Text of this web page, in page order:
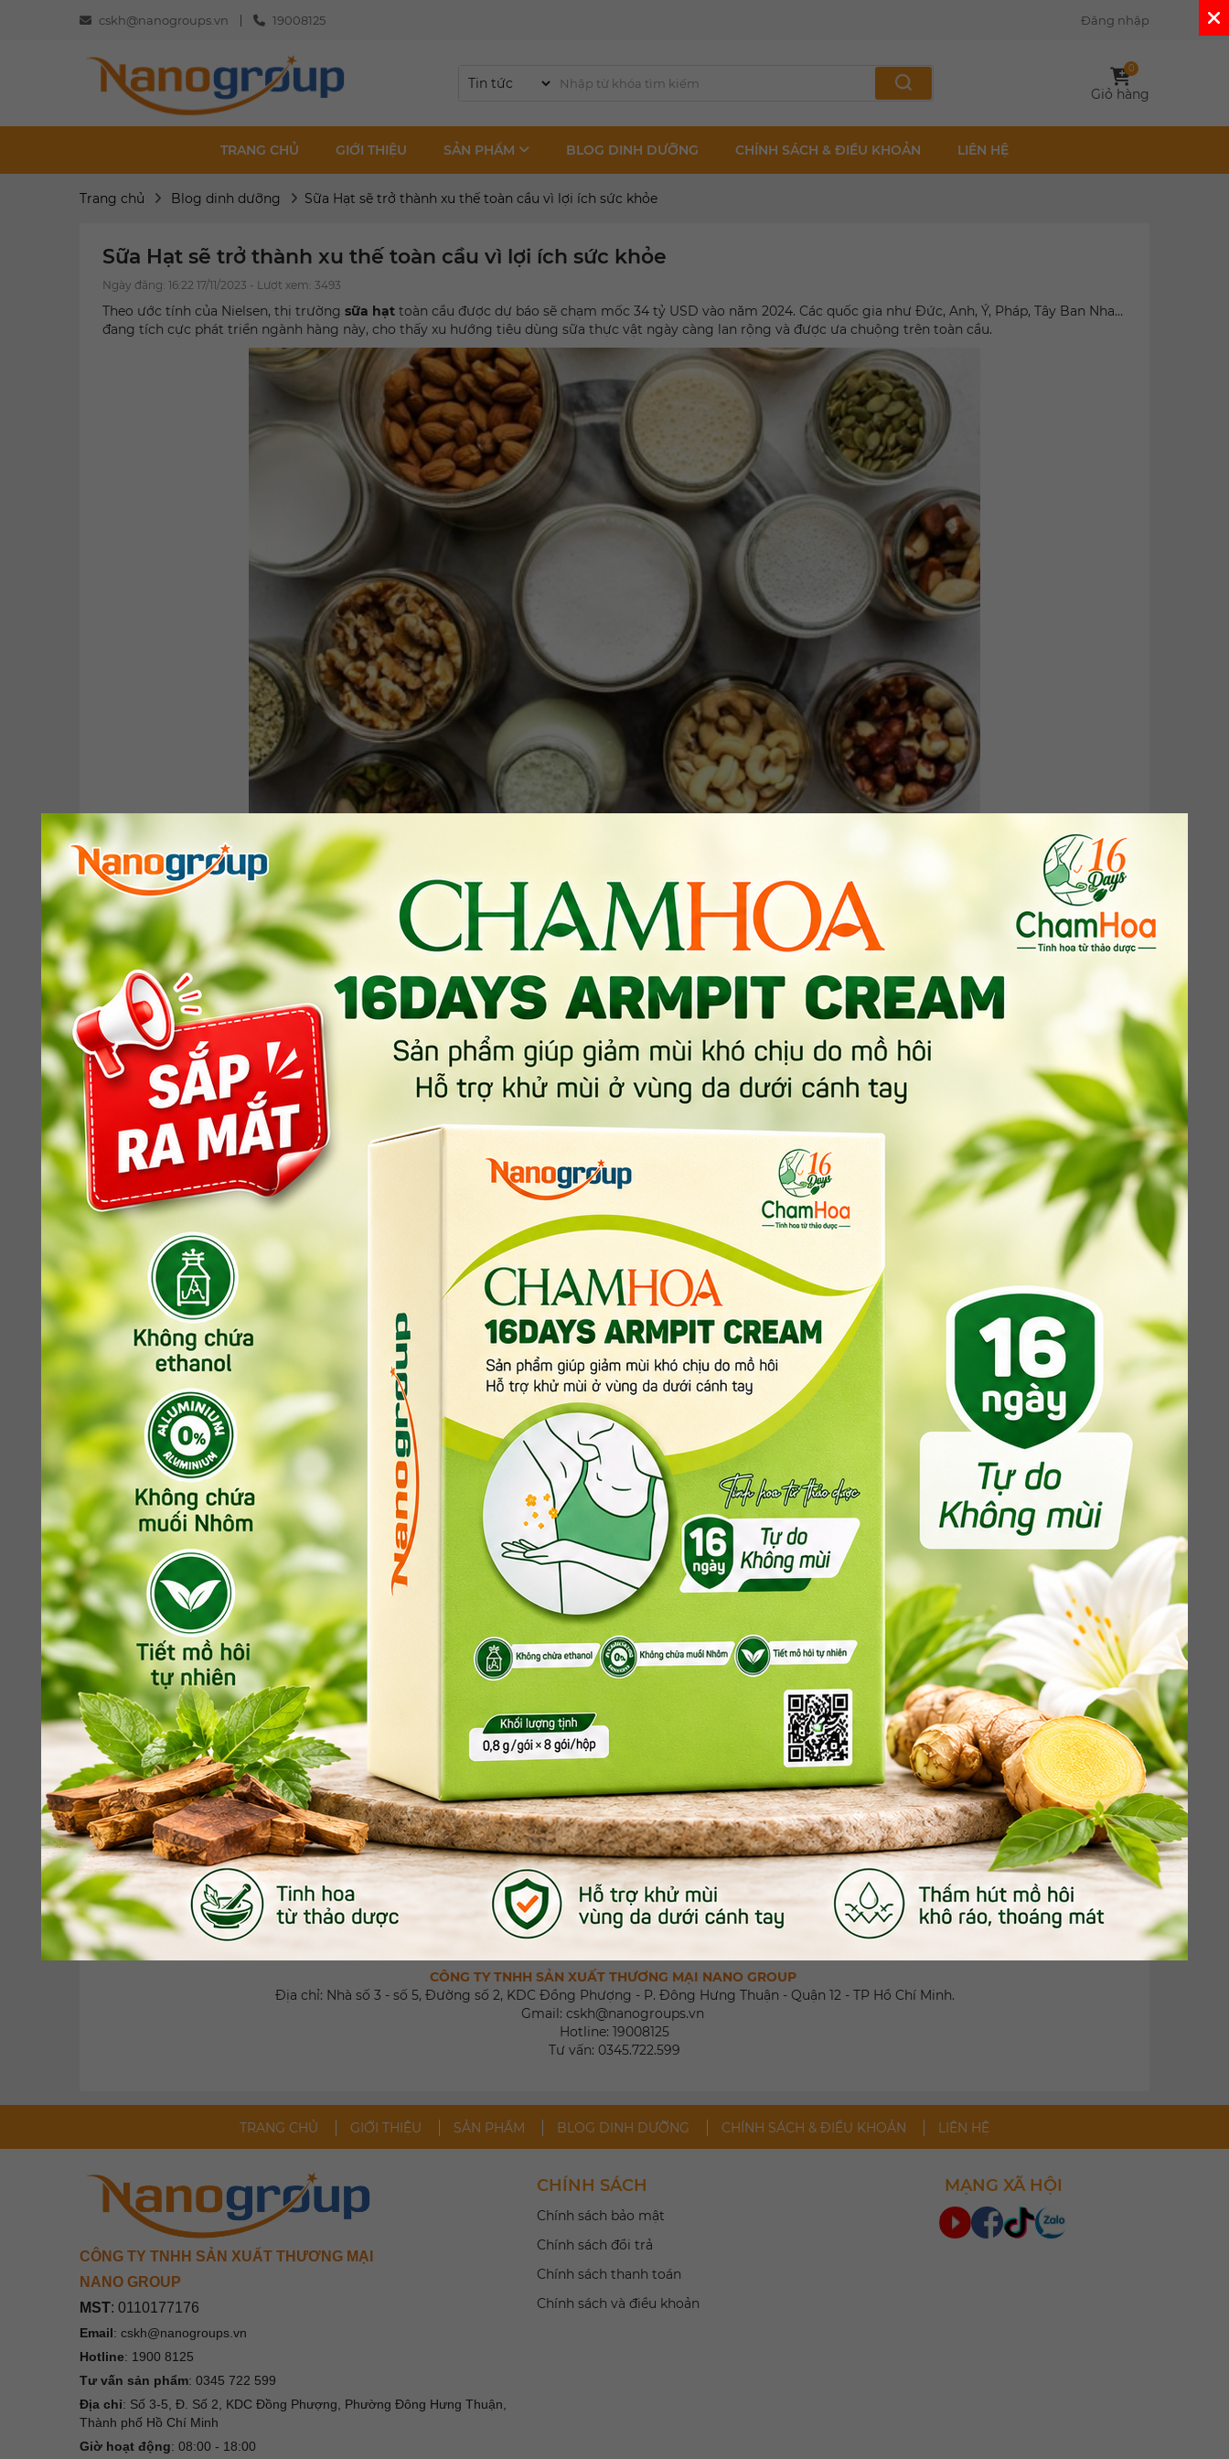
cskh@nanogroups.vn 19008125 Đăng nhập
Giỏ hàng
0
TRANG CHỦ GIỚI THIỆU SẢN PHẨM BLOG DINH DƯỠNG CHÍNH SÁCH & ĐIỀU KHOẢN LIÊN HỆ
Trang chủ Blog dinh dưỡng Sữa Hạt sẽ trở thành xu thế toàn cầu vì lợi ích sức khỏe
Sữa Hạt sẽ trở thành xu thế toàn cầu vì lợi ích sức khỏe
Ngày đăng: 16:22 17/11/2023 - Lượt xem: 3493
Theo ước tính của Nielsen, thị trường sữa hạt toàn cầu được dự báo sẽ chạm mốc 34 tỷ USD vào năm 2024. Các quốc gia như Đức, Anh, Ý, Pháp, Tây Ban Nha…
đang tích cực phát triển ngành hàng này, cho thấy xu hướng tiêu dùng sữa thực vật ngày càng lan rộng và được ưa chuộng trên toàn cầu.
Hậu Covid-19 và tương lai của ngành sữa hạt
Trang Data Bridge Market Research mới đây công bố một báo cáo phân tích quy mô thị trường sữa có nguồn gốc thực vật châu Âu. Theo đó, thị trường này
đang tăng trưởng với tốc độ CAGR (tỷ lệ tăng trưởng kép hàng năm) 11,7% trong giai đoạn từ 2023 đến 2030, dự kiến sẽ đạt 9,227 tỷ USD vào năm 2030.
Những quốc gia tham gia tích cực vào cuộc chơi này có Đức, Anh, Ý, Pháp, Tây Ban Nha, Hà Lan, Thụy Sĩ, Bỉ, Nga… Trong đó, Đức dự kiến sẽ thống trị thị trường
sữa có nguồn gốc thực vật.
Những con số này không gây ngạc nhiên. Bởi kể từ đầu thập niên 2010, sữa hạt đã thuộc nhóm sản phẩm có tốc độ phát triển rất nhanh trên thị trường thế
giới. Năm 2018, thị trường đồ uống có nguồn gốc thực vật đạt 16,3 tỷ USD, tăng gấp đôi so với con số 7,4 tỷ USD của năm 2010. Nielsen ước tính, thị trường sữa
hạt toàn cầu sẽ đạt 34 tỷ USD vào năm 2024.
Có nhiều nguyên nhân dẫn tới sự mở rộng mạnh mẽ của thị trường sữa hạt trong những năm qua. Trong đó, đại dịch là một yếu tố thúc đẩy quan trọng. Sau
Covid-19, kiến thức về miễn dịch và dinh dưỡng của người dân toàn cầu được nâng cao đáng kể. Đồng thời, họ ý thức sâu sắc hơn về béo phì cùng các vấn đề
sức khỏe khác liên quan tới ăn uống. Thực tế này dẫn tới thói quen mua sắm thay đổi, người tiêu dùng chuyển sang ưu tiên các sản phẩm thực vật, phù hợp với
chế độ ăn thiên về nguồn gốc thực vật và xu hướng tiêu dùng bền vững.
Tất nhiên, đại dịch không phải là tất cả. Trong 10 năm qua, một bộ phận lớn dân số châu Âu thay đổi lối sống và chế độ ăn uống của họ một cách quyết liệt. Họ
hạn chế thức ăn có nguồn gốc động vật và đưa nhiều hơn thực vật vào bữa ăn hằng ngày, trong đó có sữa hạt.
Sữa hạt nguồn dinh dưỡng giàu đạm, vitamin và khoáng chất
Các loại hạt như hạnh nhân, óc chó, yến mạch, đậu đỏ… cung cấp đạm thực vật, vitamin và khoáng chất – là lựa chọn được nhiều gia đình ưu tiên trong thực
đơn hàng ngày.
Đáng nói, xu hướng này được xu hướng này cũng dần được áp dụng trong bữa ăn của nhiều gia đình châu Âu, bao gồm cả trẻ nhỏ – theo hướng dẫn dinh
dưỡng phù hợp. Một nghiên cứu công bố năm 2019 đăng trên trang thông tin điện tử của Thư viện Y học quốc gia Hoa Kỳ khẳng định: “
Trong thập kỷ qua, mức
tiêu thụ sữa bò trên đầu người đã giảm dần và mức tiêu thụ đồ uống có nguồn gốc thực vật ngày càng tăng
Một nghiên cứu đăng trên Thư viện Y học Quốc gia Hoa Kỳ năm 2019 cho thấy mức tiêu thụ sữa bò tại châu Âu đang giảm dần, trong khi nhu cầu với đồ uống
từ thực vật có xu hướng tăng. Người tiêu dùng dần chuyển hướng theo chế độ ăn lành mạnh hơn, đề cao thực phẩm có nguồn gốc thực vật và tính bền vững
trong lựa chọn hàng ngày.
Phù hợp với người cần bổ sung canxi, hỗ trợ hệ xương khỏe mạnh >>
Thích hợp với người cần chế độ ăn kiểm soát đường huyết, người bị tiểu đường >>
Hỗ trợ bổ sung dưỡng chất thiết yếu trong chế độ ăn hàng ngày >>N1- Mealnuts Healsure
Công thức phù hợp cho người đang bị tiểu đường và cần hỗ trợ vận động linh hoạt, có thể dùng trong chế độ ăn kiểm soát đường huyết >>Mealnuts gold
Bên cạnh những lợi ích mang tính bền vững, sữa hạt cung cấp một thực đơn phong phú cho người tiêu dùng lựa chọn, trải nghiệm và khám phá sở thích,
khẩu vị của bản thân. Tên gọi sữa hạt thực chất chỉ là cách gọi thông dụng, không hoàn toàn bao gồm các nhóm nguyên liệu tạo ra nó như ngũ cốc, giả ngũ
cốc, các loại đậu và các loại hạt có dầu. Hương vị phong phú của sữa hạt với các công thức chế biến khác nhau, nguyên liệu đa dạng, giàu dưỡng chất… khiến
cho loại thức uống này hấp dẫn hơn với người tiêu dùng, không liên quan tới việc họ có ăn chay hay bận tâm với môi trường hay không.
>>Xem thêm: Cách bổ sung canxi cho người bị loãng xương
Bạn đọc có thể tham khảo thêm các thông tin hữu ích từ
Nano Groupở các đường dẫn bên dưới nhé!
Blog dinh dưỡng
CÔNG TY TNHH SẢN XUẤT THƯƠNG MẠI NANO GROUP
Địa chỉ: Nhà số 3 - số 5, Đường số 2, KDC Đồng Phượng - P. Đông Hưng Thuận - Quận 12 - TP Hồ Chí Minh.
Gmail: cskh@nanogroups.vn
Hotline: 19008125
Tư vấn: 0345.722.599
TRANG CHỦ GIỚI THIỆU SẢN PHẨM BLOG DINH DƯỠNG CHÍNH SÁCH & ĐIỀU KHOẢN LIÊN HỆ
CÔNG TY TNHH SẢN XUẤT THƯƠNG MẠI
NANO GROUP
MST: 0110177176
Email: cskh@nanogroups.vn
Hotline: 1900 8125
Tư vấn sản phẩm: 0345 722 599
Địa chỉ: Số 3-5, Đ. Số 2, KDC Đồng Phượng, Phường Đông Hưng Thuận,
Thành phố Hồ Chí Minh
Giờ hoạt động: 08:00 - 18:00
CHÍNH SÁCH
Chính sách bảo mật
Chính sách đổi trả
Chính sách thanh toán
Chính sách và điều khoản
MẠNG XÃ HỘI